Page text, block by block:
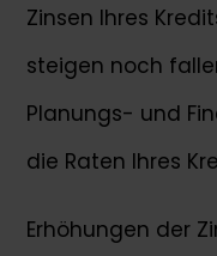
Zinsen Ihres
steigen noch
Planungs- und
die Raten Ihres
Erhöhungen der